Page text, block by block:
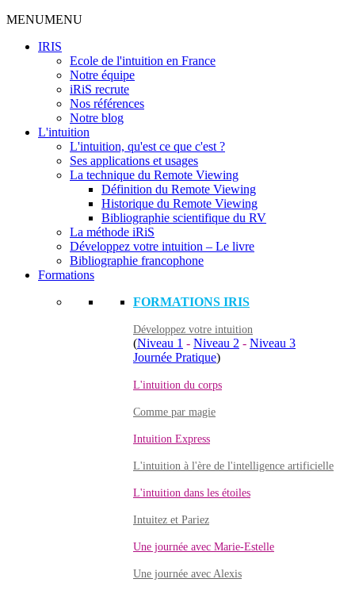
MENUMENU
IRIS
Ecole de l'intuition en France
Notre équipe
iRiS recrute
Nos références
Notre blog
L'intuition
L'intuition, qu'est ce que c'est ?
Ses applications et usages
La technique du Remote Viewing
Définition du Remote Viewing
Historique du Remote Viewing
Bibliographie scientifique du RV
La méthode iRiS
Développez votre intuition – Le livre
Bibliographie francophone
Formations
FORMATIONS IRIS
Développez votre intuition
(Niveau 1 - Niveau 2 - Niveau 3
Journée Pratique)
L'intuition du corps
Comme par magie
Intuition Express
L'intuition à l'ère de l'intelligence artificielle
L'intuition dans les étoiles
Intuitez et Pariez
Une journée avec Marie-Estelle
Une journée avec Alexis